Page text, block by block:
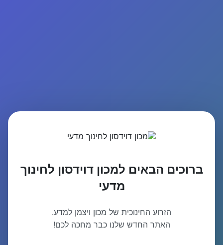
ברוכים הבאים למכון דוידסון לחינוך
מדעי
הזרוע החינוכית של מכון ויצמן למדע.
האתר החדש שלנו כבר מחכה לכם!